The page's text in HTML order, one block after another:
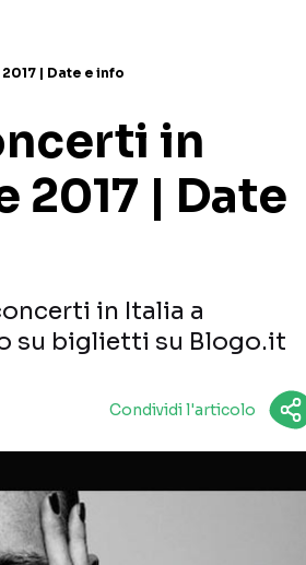
| Date e info
in
2017 | Date
in Italia a
su biglietti su Blogo.it
Condividi l'articolo